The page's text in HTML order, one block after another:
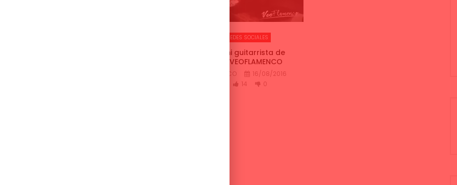
INFLUENCERS & REDES SOCIALES
Amine Naami guitarrista de
Marruecos | VEOFLAMENCO
VEO FLAMENCO
16/08/2016
14 0